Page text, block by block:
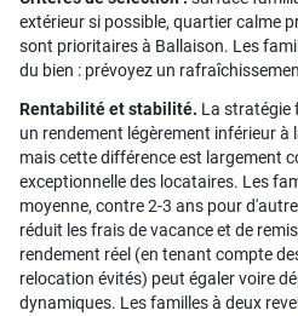
extérieur si possible, quartier calme
sont prioritaires à Ballaison. Les
du bien : prévoyez un
Rentabilité et stabilité. La stratégie
un rendement légèrement inférieur à
mais cette différence est largement
exceptionnelle des locataires. Les
moyenne, contre 2-3 ans pour
réduit les frais de vacance et de
rendement réel (en tenant compte
relocation évités) peut égaler voire
dynamiques. Les familles à deux